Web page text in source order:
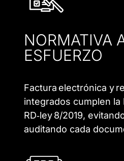
NORMATIVA
ESFUERZO
Factura electrónica y
integrados cumplen la
RD‑ley 8/2019,
auditando cada